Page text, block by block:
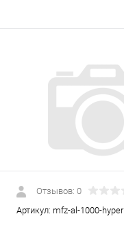
Отзывов: 0
Артикул: mfz-al-1000-hyper